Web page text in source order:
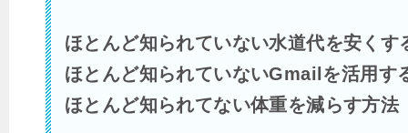
ほとんど知られていない水道代を安くす
ほとんど知られていないGmailを活用す
ほとんど知られてない体重を減らす方法